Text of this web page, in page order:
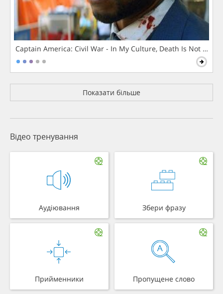
Captain America: Civil War - In My Culture, Death Is Not The
Показати більше
Відео тренування
Аудіювання Збери фразу
Прийменники Пропущене слово